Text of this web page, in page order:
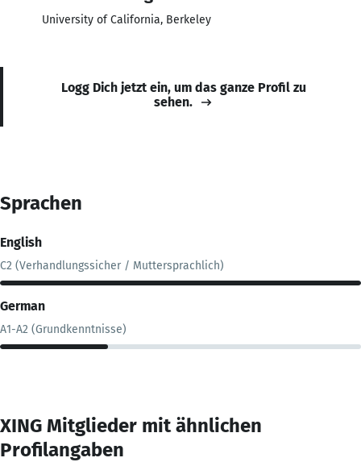
University of California, Berkeley
Logg Dich jetzt ein, um das ganze Profil zu
sehen.
Sprachen
English
C2 (Verhandlungssicher / Muttersprachlich)
German
A1-A2 (Grundkenntnisse)
XING Mitglieder mit ähnlichen
Profilangaben